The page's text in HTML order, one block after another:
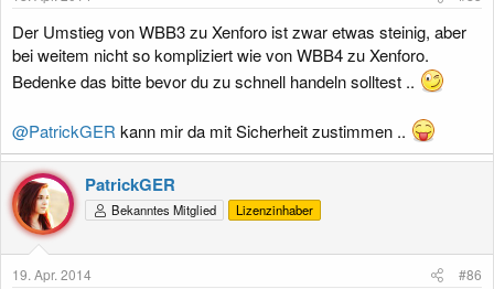
Der Umstieg von WBB3 zu Xenforo ist zwar etwas steinig, aber
bei weitem nicht so kompliziert wie von WBB4 zu Xenforo.
Bedenke das bitte bevor du zu schnell handeln solltest ..
@PatrickGER kann mir da mit Sicherheit zustimmen ..
PatrickGER
Bekanntes Mitglied Lizenzinhaber
19. Apr. 2014 #86